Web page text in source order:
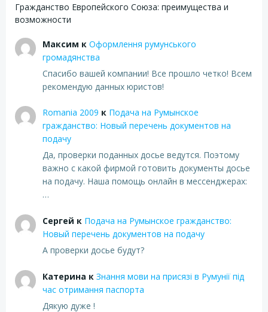
Гражданство Европейского Союза: преимущества и
возможности
Максим к Оформлення румунського
громадянства
Спасибо вашей компании! Все прошло четко! Всем
рекомендую данных юристов!
Romania 2009 к Подача на Румынское
гражданство: Новый перечень документов на
подачу
Да, проверки поданных досье ведутся. Поэтому
важно с какой фирмой готовить документы досье
на подачу. Наша помощь онлайн в мессенджерах:
…
Сергей к Подача на Румынское гражданство:
Новый перечень документов на подачу
А проверки досье будут?
Катерина к Знання мови на присязі в Румунії під
час отримання паспорта
Дякую дуже !